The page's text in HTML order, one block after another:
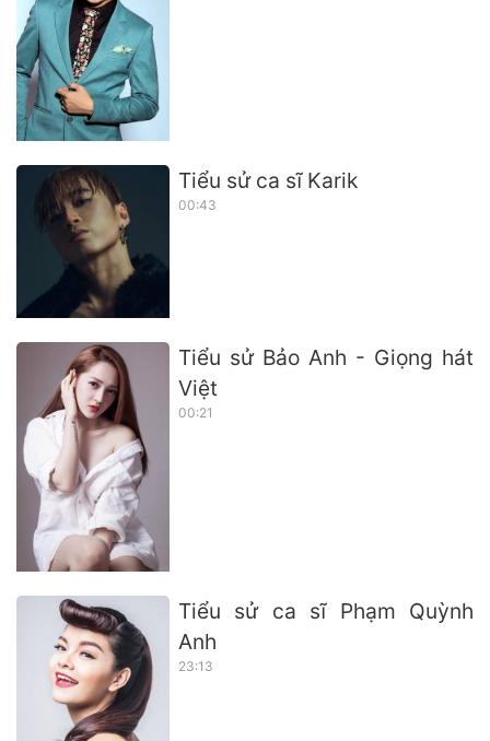
Tiểu sử ca sĩ Karik
00:43
Tiểu sử Bảo Anh - Giọng hát
Việt
00:21
Tiểu sử ca sĩ Phạm Quỳnh
Anh
23:13